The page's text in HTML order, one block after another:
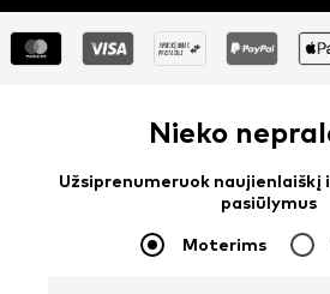
Nieko
Užsiprenumeruok naujienlaiškį
pasiūlymus
Moterims